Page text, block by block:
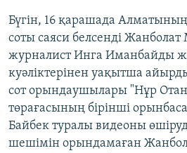
Бүгін, 16 қарашада
соты саяси белсенді
журналист Инга Иманбайды
куәліктерінен уақытша
сот орындаушылары "Нұр
төрағасының бірінші
Байбек туралы видеоны
шешімін орындамаған